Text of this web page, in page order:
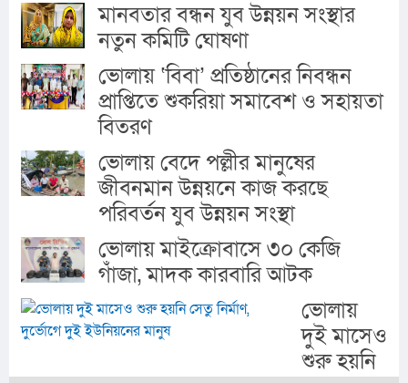
মানবতার বন্ধন যুব উন্নয়ন সংস্থার
নতুন কমিটি ঘোষণা
ভোলায় ‘বিবা’ প্রতিষ্ঠানের নিবন্ধন
প্রাপ্তিতে শুকরিয়া সমাবেশ ও সহায়তা
বিতরণ
ভোলায় বেদে পল্লীর মানুষের
জীবনমান উন্নয়নে কাজ করছে
পরিবর্তন যুব উন্নয়ন সংস্থা
ভোলায় মাইক্রোবাসে ৩০ কেজি
গাঁজা, মাদক কারবারি আটক
ভোলায়
দুই মাসেও
শুরু হয়নি